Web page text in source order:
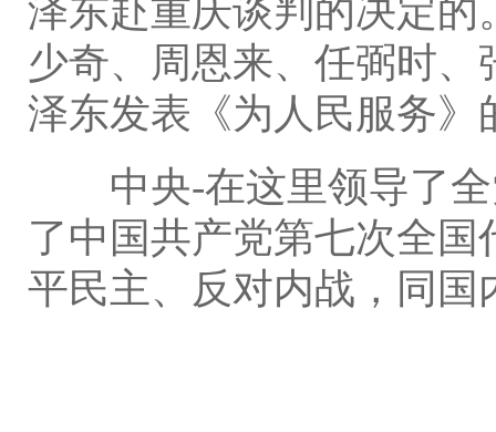
泽东赴重庆谈判的决定
少奇、周恩来、任弼时
泽东发表《为人民服务
中央-在这里领导了全
了中国共产党第七次全
平民主、反对内战，同